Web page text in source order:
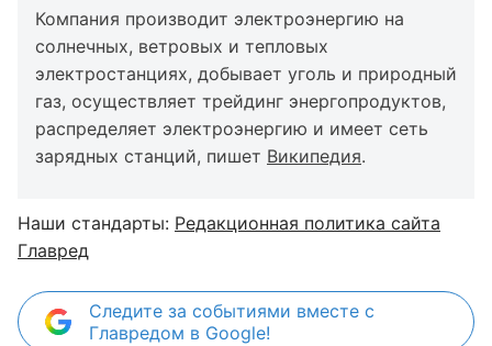
Компания производит электроэнергию на
солнечных, ветровых и тепловых
электростанциях, добывает уголь и природный
газ, осуществляет трейдинг энергопродуктов,
распределяет электроэнергию и имеет сеть
зарядных станций, пишет Википедия.
Наши стандарты: Редакционная политика сайта
Главред
Следите за событиями вместе с
Главредом в Google!